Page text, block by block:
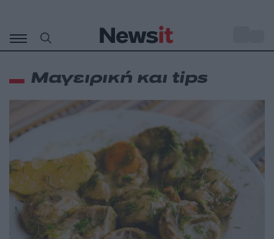
περιεχόμενο
Μαγειρική και tips